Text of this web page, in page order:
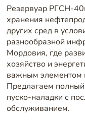
Резервуар РГСН-
хранения
других сред в
разнообразной
Мордовия, где
хозяйство и
важным элементом
Предлагаем полный
пуско-наладки с
обслуживанием.